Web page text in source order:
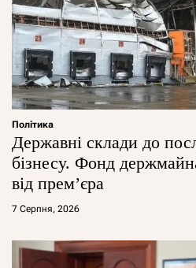
Політика
Державні склади до
бізнесу. Фонд
від прем’єра
7 Серпня, 2026